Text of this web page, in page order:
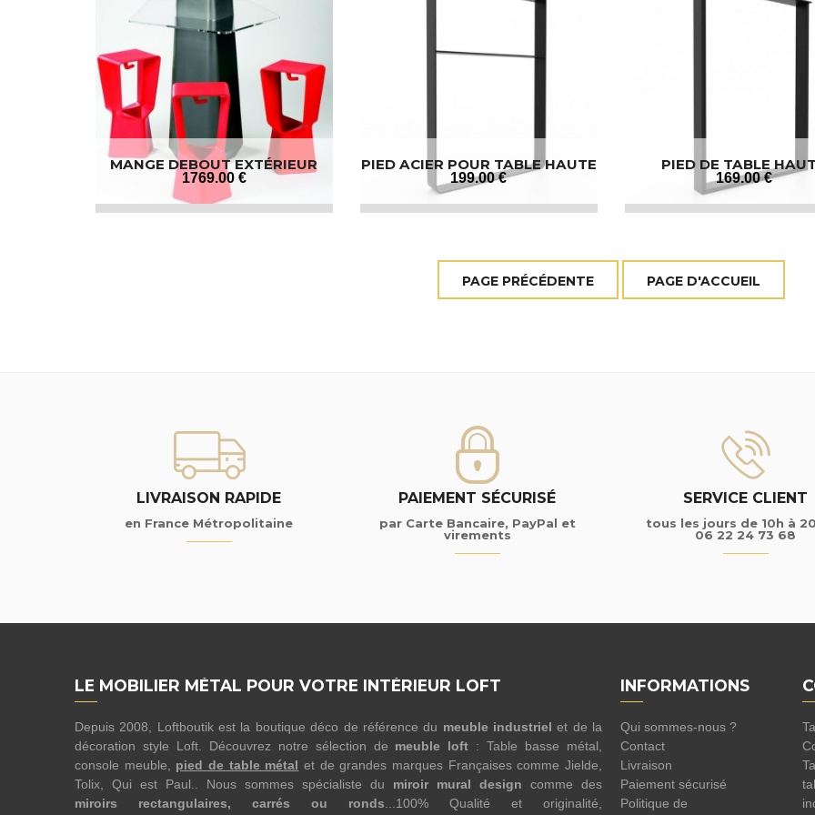
MANGE DEBOUT EXTÉRIEUR
DESIGN
1769.00 €
PIED ACIER POUR TABLE HAUTE
199.00 €
PIED DE TABLE
169.00 €
LIVRAISON RAPIDE
en France Métropolitaine
PAIEMENT SÉCURISÉ
par Carte Bancaire, PayPal et
virements
SERVICE CLIENT
tous les jours de 10h à
06 22 24 73 68
LE MOBILIER MÉTAL POUR VOTRE INTÉRIEUR LOFT
Depuis 2008, Loftboutik est la boutique déco de référence du meuble industriel et de la
décoration style Loft. Découvrez notre sélection de meuble loft : Table basse métal,
console meuble, pied de table métal et de grandes marques Françaises comme Jielde,
Tolix, Qui est Paul.. Nous sommes spécialiste du miroir mural design comme des
miroirs rectangulaires, carrés ou ronds ...100% Qualité et originalité,
INFORMATIONS
Qui sommes-nous ?
Contact
Livraison
Paiement sécurisé
Politique de